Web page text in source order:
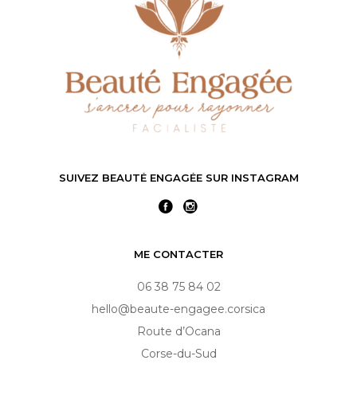
ME CONTACTER
06 38 75 84 02
hello@beaute-engagee.corsica
Route d’Ocana
Corse-du-Sud
SUIVEZ BEAUTÉ ENGAGÉE SUR INSTAGRAM
FacebookInstagram